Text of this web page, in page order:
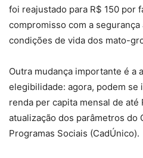
foi reajustado para R$ 150 por
compromisso com a
condições de vida dos mato-
Outra mudança importante é a
elegibilidade: agora, podem se
renda per capita mensal de até
atualização dos parâmetros do
Programas Sociais (CadÚnico).